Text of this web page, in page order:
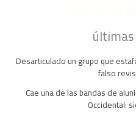
Desarticulado un grupo que
falso
Cae una de las bandas de
Occidental: